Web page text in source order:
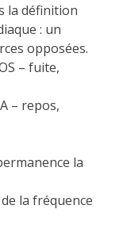
la définition
: un
opposées.
– fuite,
– repos,
la
la fréquence